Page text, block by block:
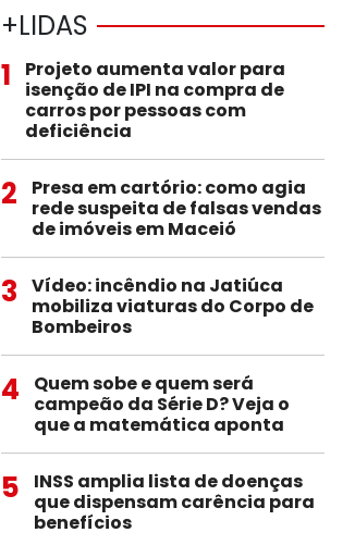
+LIDAS
1
Projeto aumenta valor para
isenção de IPI na compra de
carros por pessoas com
deficiência
2
Presa em cartório: como agia
rede suspeita de falsas vendas
de imóveis em Maceió
3
Vídeo: incêndio na Jatiúca
mobiliza viaturas do Corpo de
Bombeiros
4
Quem sobe e quem será
campeão da Série D? Veja o
que a matemática aponta
5
INSS amplia lista de doenças
que dispensam carência para
benefícios